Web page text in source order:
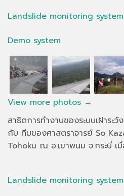
Landslide monitoring
Demo system
View more photos →
สาธิตการทำงานของระบบเฝ้าระ
กับ ทีมของศาสตราจารย์ So
Tohoku ณ อ.เขาพนม จ.กระบี่ เ
Landslide monitoring